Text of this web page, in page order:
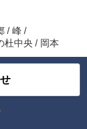
/ 峰 /
杜中央 / 岡本